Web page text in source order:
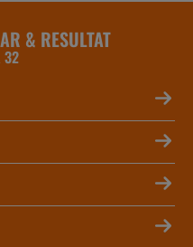
& RESULTAT
32